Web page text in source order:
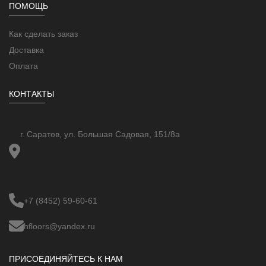
нагревателя
Страна производства
Комплектация
ПОМОЩЬ
Как сделать заказ
Доставка
Оплата
КОНТАКТЫ
г. Саратов, ул. Большая Садовая, 151/8а
+7 (8452) 59-60-61
hfloors@yandex.ru
ПРИСОЕДИНЯЙТЕСЬ К НАМ